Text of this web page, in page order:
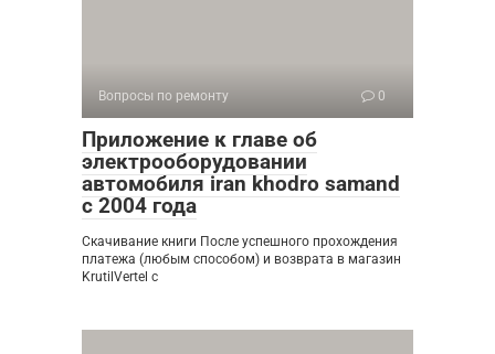
Вопросы по ремонту 0
Приложение к главе об
электрооборудовании
автомобиля iran khodro samand
с 2004 года
Скачивание книги После успешного прохождения
платежа (любым способом) и возврата в магазин
KrutilVertel с